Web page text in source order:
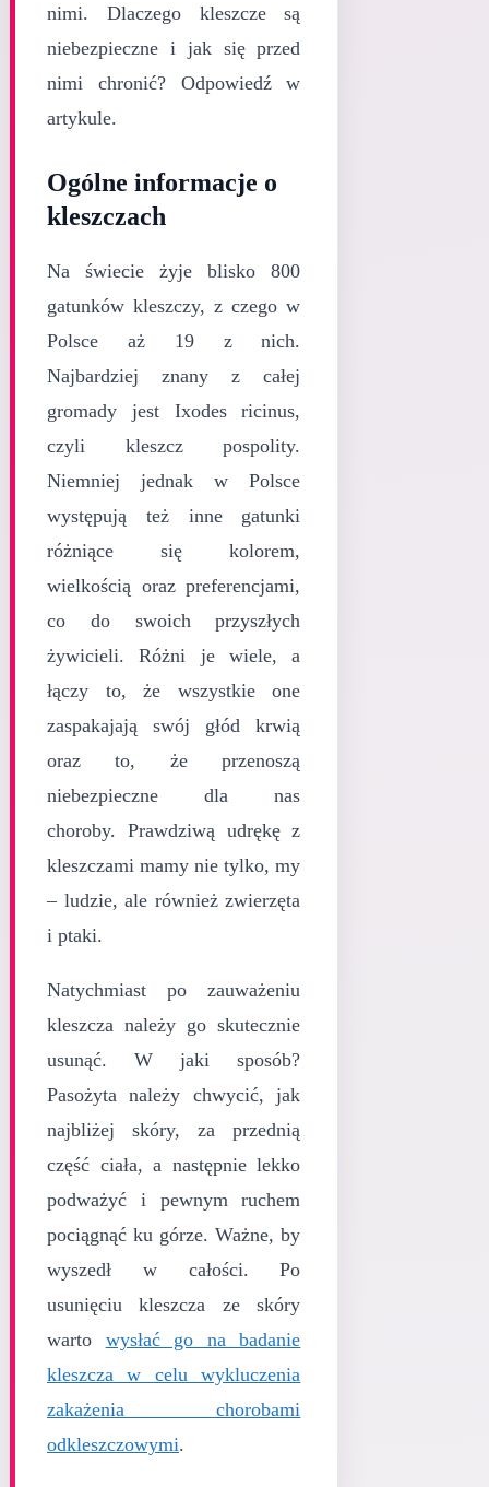
nimi. Dlaczego kleszcze są
niebezpieczne i jak się przed
nimi chronić? Odpowiedź w
artykule.
Ogólne informacje o
kleszczach
Na świecie żyje blisko 800
gatunków kleszczy, z czego w
Polsce aż 19 z nich.
Najbardziej znany z całej
gromady jest Ixodes ricinus,
czyli kleszcz pospolity.
Niemniej jednak w Polsce
występują też inne gatunki
różniące się kolorem,
wielkością oraz preferencjami,
co do swoich przyszłych
żywicieli. Różni je wiele, a
łączy to, że wszystkie one
zaspakajają swój głód krwią
oraz to, że przenoszą
niebezpieczne dla nas
choroby. Prawdziwą udrękę z
kleszczami mamy nie tylko, my
– ludzie, ale również zwierzęta
i ptaki.
Natychmiast po zauważeniu
kleszcza należy go skutecznie
usunąć. W jaki sposób?
Pasożyta należy chwycić, jak
najbliżej skóry, za przednią
część ciała, a następnie lekko
podważyć i pewnym ruchem
pociągnąć ku górze. Ważne, by
wyszedł w całości. Po
usunięciu kleszcza ze skóry
warto wysłać go na badanie
kleszcza w celu wykluczenia
zakażenia chorobami
odkleszczowymi.